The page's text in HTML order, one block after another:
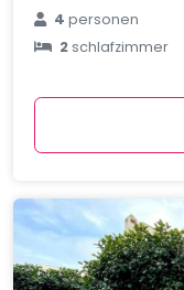
4personen
2schlafzimmer